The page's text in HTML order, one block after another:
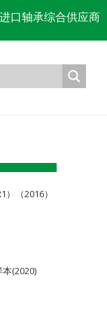
口轴承综合供应商
（2016）
(2020)